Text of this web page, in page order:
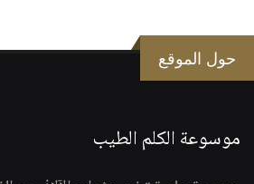
حول الموقع
موسوعة الكلم الطيب